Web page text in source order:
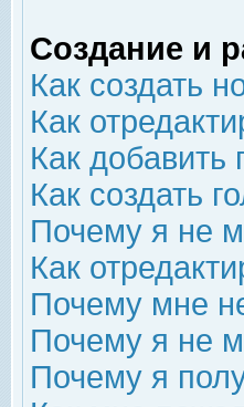
Создание и
Как создать
Как
Как
Как создать
Почему я не
Как
Почему мне
Почему я не
Почему я